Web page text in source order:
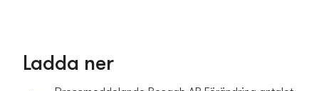
Ladda ner